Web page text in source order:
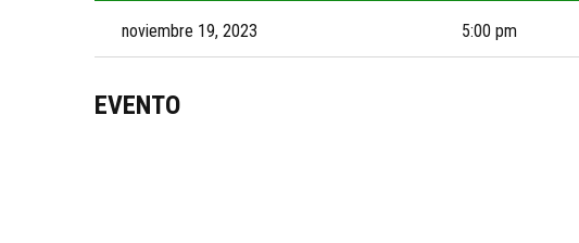
noviembre 19, 2023 5:00 pm
EVENTO